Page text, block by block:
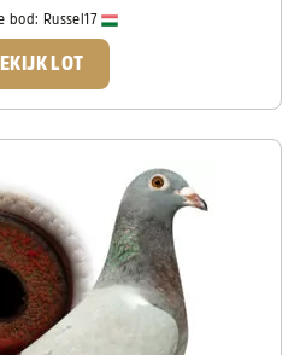
bod: Russel17
LOT